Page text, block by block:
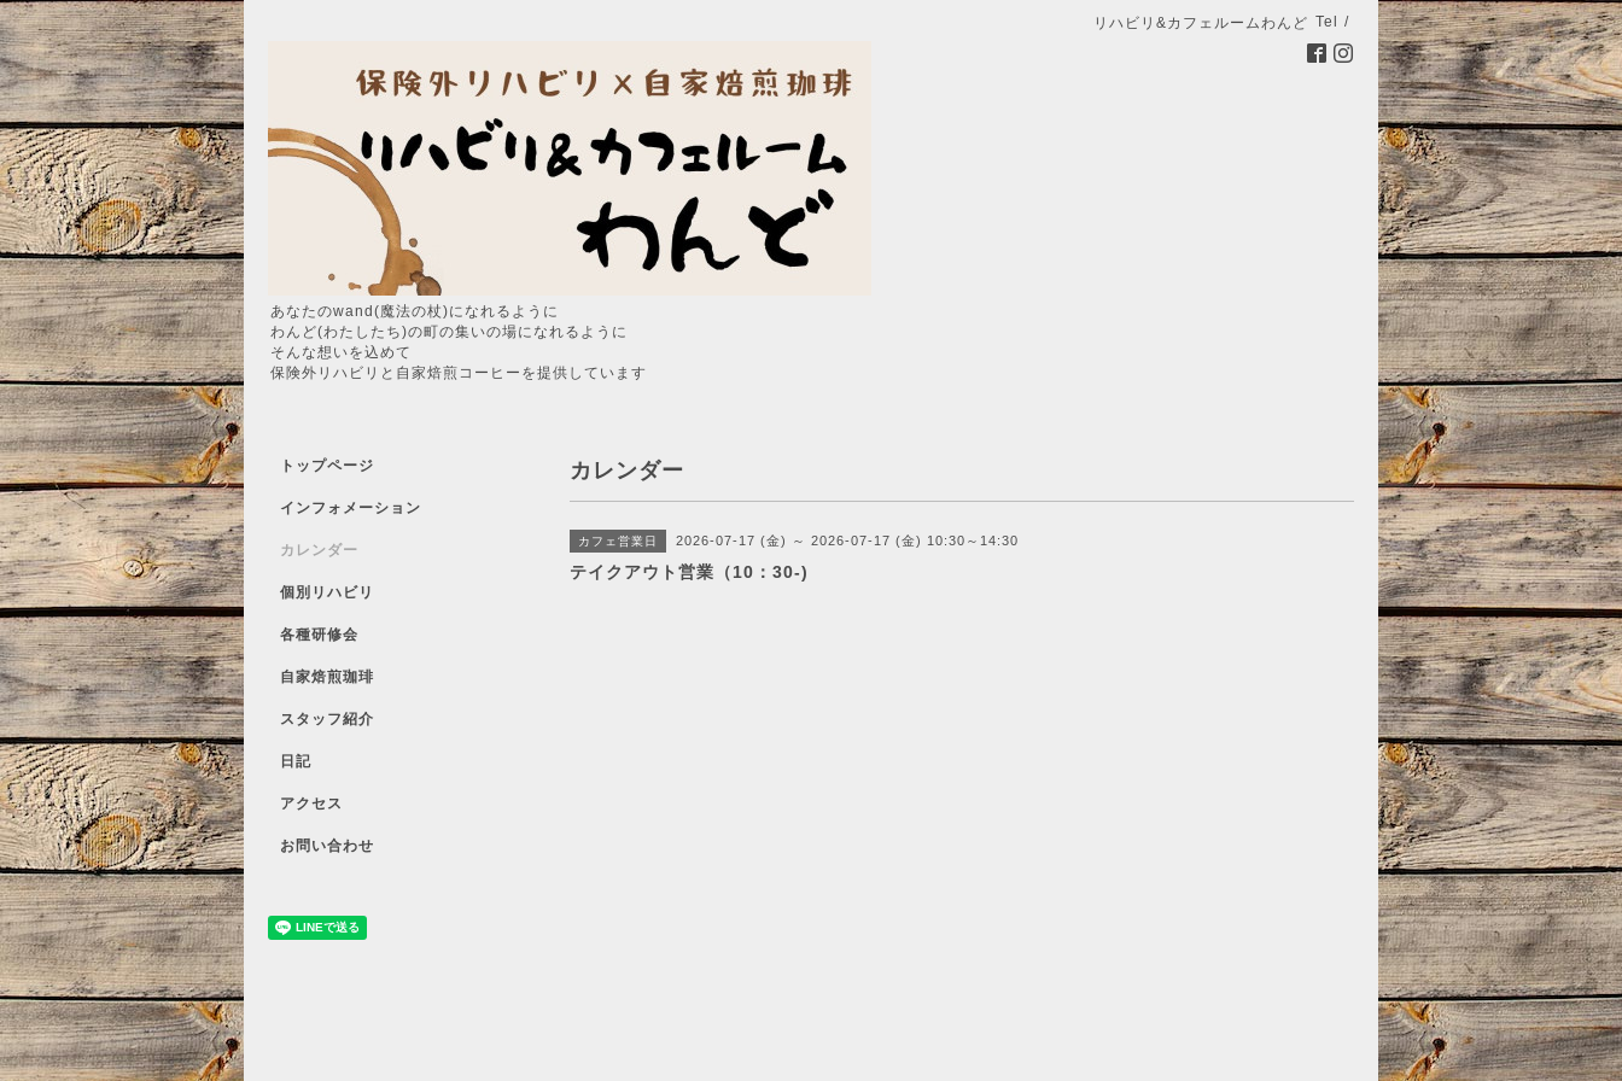
リハビリ&カフェルームわんど Tel /
あなたのwand(魔法の杖)になれるように
わんど(わたしたち)の町の集いの場になれるように
そんな想いを込めて
保険外リハビリと自家焙煎コーヒーを提供しています
カレンダー
カフェ営業日 2026-07-17 (金) ～ 2026-07-17 (金) 10:30～14:30
テイクアウト営業（10：30-)
トップページ
インフォメーション
カレンダー
個別リハビリ
各種研修会
自家焙煎珈琲
スタッフ紹介
日記
アクセス
お問い合わせ